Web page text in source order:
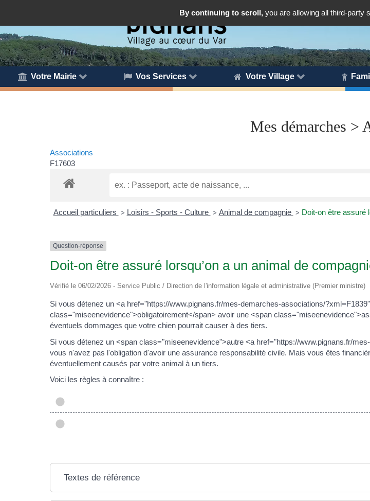
Votre Mairie Vos Services Votre Village
Mes démarches >
Associations
F17603
Accueil particuliers > Loisirs - Sports - Culture > Animal de compagnie > Doit-on être assuré
Question-réponse
Doit-on être assuré lorsqu’on a un animal de
Vérifié le 06/02/2026 - Service Public / Direction de l'information légale et administrative (Premier ministre)
Si vous détenez un <a href="https://www.pignans.fr/mes-demarches-associations/
class="miseenevidence">obligatoirement</span> avoir une <span
éventuels dommages que votre chien pourrait causer à des tiers.
Si vous détenez un <span class="miseenevidence">autre <a href="https://www.pignans.fr/
vous n'avez pas l'obligation d'avoir une assurance responsabilité civile. Mais vous êtes
éventuellement causés par votre animal à un tiers.
Voici les règles à connaître :
Textes de référence
By continuing to scroll, you are allowing all third-party